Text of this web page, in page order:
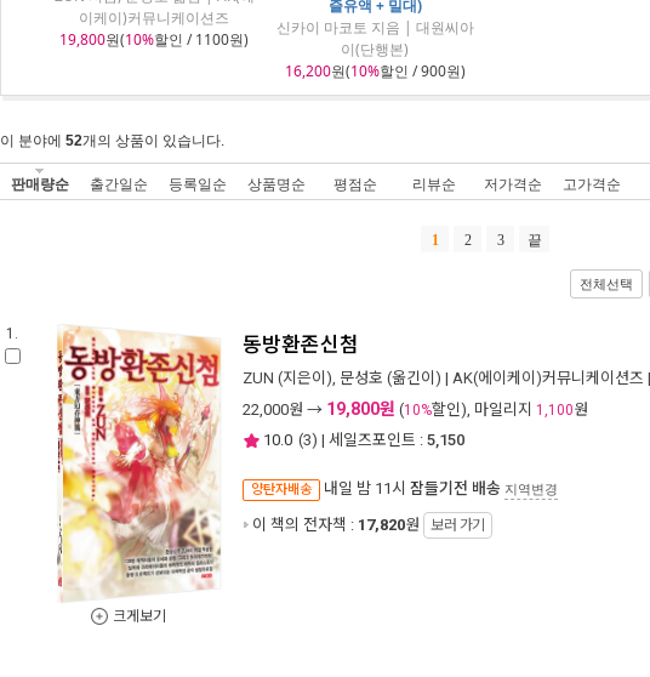
이케이)커뮤니케이션즈
19,800원(10%할인 / 1100원)
즐유액 + 밀대)
신카이 마코토 지음 | 대원씨아
이(단행본)
16,200원(10%할인 / 900원)
이 분야에 52개의 상품이 있습니다.
판매량순 출간일순 등록일순 상품명순 평점순 리뷰순 저가격순 고가격순
1 2 3 끝
전체선택
1.
크게보기
동방환존신첨
ZUN (지은이), 문성호 (옮긴이) | AK(에이케이)커뮤니케이션즈
22,000원 → 19,800원 (10%할인), 마일리지 1,100원
10.0 (3) | 세일즈포인트 : 5,150
양탄자배송 내일 밤 11시 잠들기전 배송 지역변경
이 책의 전자책 : 17,820원 보러 가기